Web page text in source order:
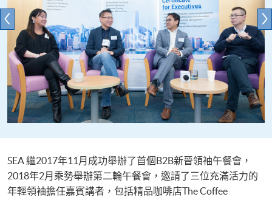
SEA 繼2017年11月成功舉辦了首個B2B新晉領袖午餐會，
2018年2月乘勢舉辦第二輪午餐會，邀請了三位充滿活力的
年輕領袖擔任嘉賓講者，包括精品咖啡店The Coffee